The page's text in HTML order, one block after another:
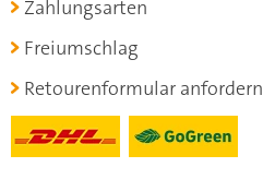
Zahlungsarten
Freiumschlag
Retourenformular anfordern